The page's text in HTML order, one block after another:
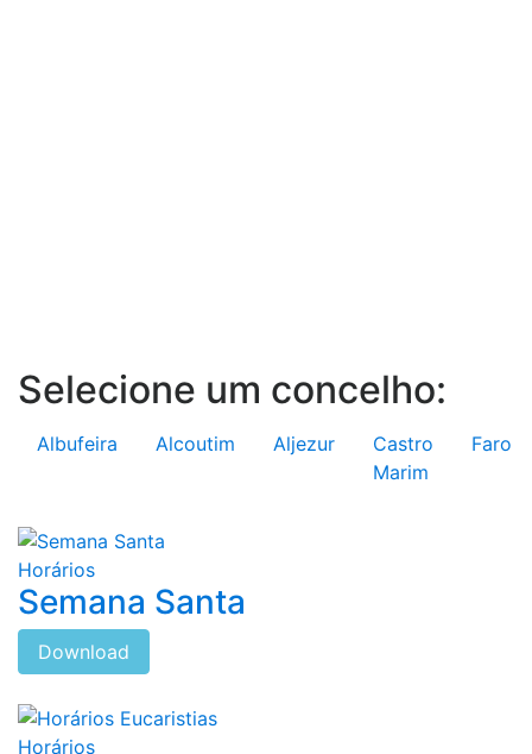
Selecione um concelho:
Albufeira Alcoutim Aljezur
Castro
Marim
Faro
Horários
Semana Santa
Download
Horários